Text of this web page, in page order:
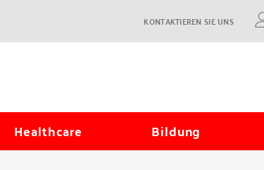
KONTAKTIEREN SIE UNS
Healthcare Bildung